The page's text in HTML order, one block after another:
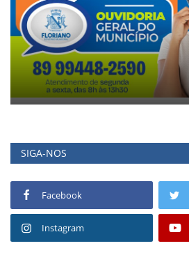
SIGA-NOS
Facebook
Instagram